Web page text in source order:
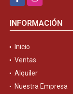
INFORMACIÓN
Inicio
Ventas
Alquiler
Nuestra Empresa